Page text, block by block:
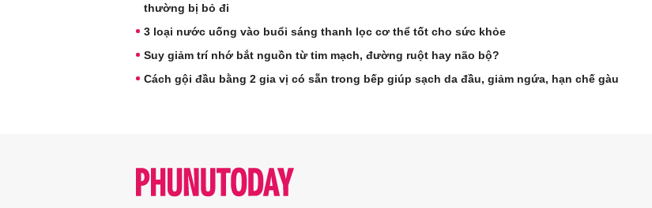
thường bị bỏ đi
3 loại nước uống vào buổi sáng thanh lọc cơ thể tốt cho sức khỏe
Suy giảm trí nhớ bắt nguồn từ tim mạch, đường ruột hay não bộ?
Cách gội đầu bằng 2 gia vị có sẵn trong bếp giúp sạch da đầu, giảm ngứa, hạn chế gàu